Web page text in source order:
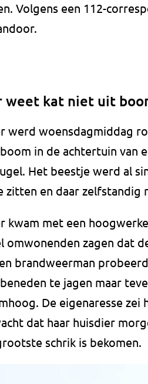
Volgens een 112-
weet kat niet uit
werd woensdagmiddag
in de achtertuin van
Het beestje werd al
zitten en daar zelfstandig
kwam met een
omwonenden zagen dat
brandweerman
te jagen maar
De eigenaresse
dat haar huisdier
schrik is bekomen.